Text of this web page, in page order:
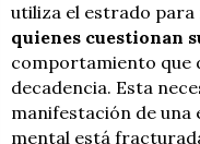
utiliza el estrado para
quienes cuestionan
comportamiento que
decadencia. Esta
manifestación de
mental está